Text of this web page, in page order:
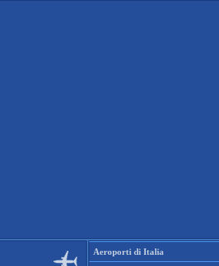
Aeroporti di Italia